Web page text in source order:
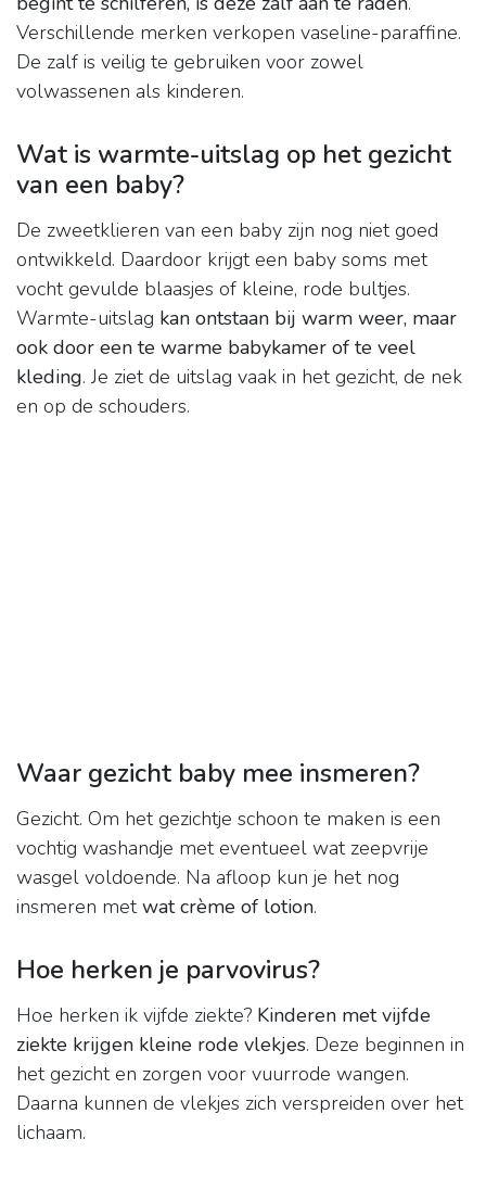
Verschillende merken verkopen vaseline-paraffine.
De zalf is veilig te gebruiken voor zowel
volwassenen als kinderen.
Wat is warmte-uitslag op het gezicht
van een baby?
De zweetklieren van een baby zijn nog niet goed
ontwikkeld. Daardoor krijgt een baby soms met
vocht gevulde blaasjes of kleine, rode bultjes.
Warmte-uitslag kan ontstaan bij warm weer, maar
ook door een te warme babykamer of te veel
kleding. Je ziet de uitslag vaak in het gezicht, de nek
en op de schouders.
Waar gezicht baby mee insmeren?
Gezicht. Om het gezichtje schoon te maken is een
vochtig washandje met eventueel wat zeepvrije
wasgel voldoende. Na afloop kun je het nog
insmeren metwat crème of lotion.
Hoe herken je parvovirus?
Hoe herken ik vijfde ziekte? Kinderen met vijfde
ziekte krijgen kleine rode vlekjes. Deze beginnen in
het gezicht en zorgen voor vuurrode wangen.
Daarna kunnen de vlekjes zich verspreiden over het
lichaam.